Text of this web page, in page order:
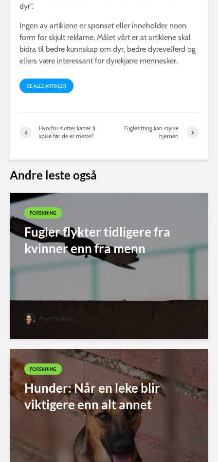
dyr".
Ingen av artiklene er sponset eller inneholder noen
form for skjult reklame. Målet vårt er at artiklene skal
bidra til bedre kunnskap om dyr, bedre dyrevelferd og
ellers være interessant for dyrekjære mennesker.
SE ALLE ARTIKLER
Hvorfor slutter katter å
spise før de er mette?
Fugletitting kan styrke
hjernen
Andre leste også
FORSKNING
Fugler flykter tidligere fra
kvinner enn fra menn
Merethe Kvam
FORSKNING
Hunder: Når en leke blir
viktigere enn alt annet